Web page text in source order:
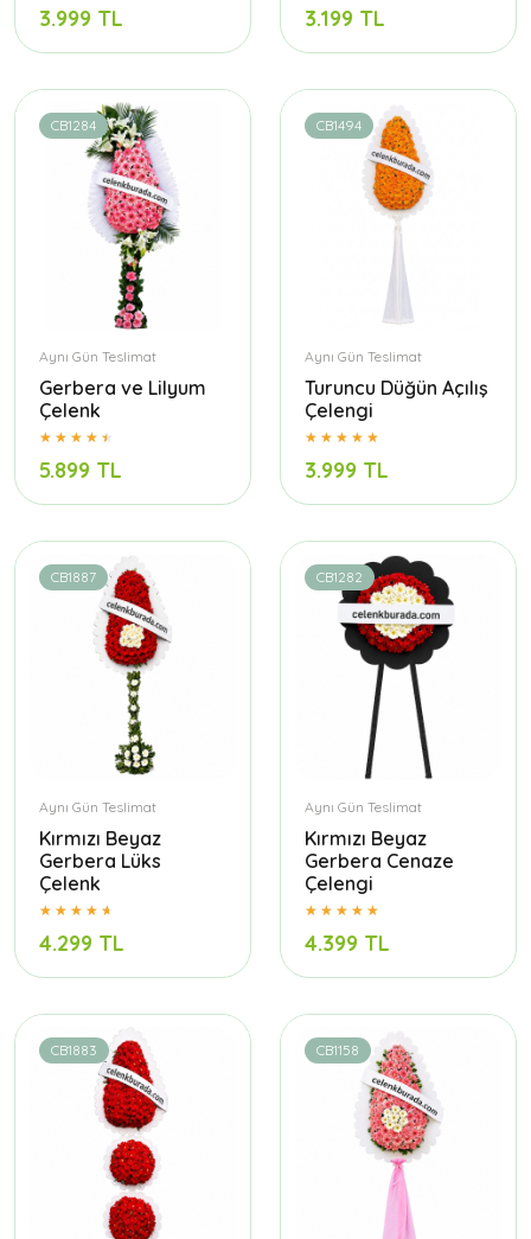
3.999 TL 3.199 TL
CB1284
Aynı Gün Teslimat
Gerbera ve Lilyum
Çelenk
5.899 TL
CB1494
Aynı Gün Teslimat
Turuncu Düğün Açılış
Çelengi
3.999 TL
CB1887
Aynı Gün Teslimat
Kırmızı Beyaz
Gerbera Lüks
Çelenk
4.299 TL
CB1282
Aynı Gün Teslimat
Kırmızı Beyaz
Gerbera Cenaze
Çelengi
4.399 TL
CB1883 CB1158